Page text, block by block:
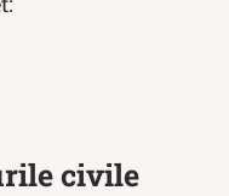
civile